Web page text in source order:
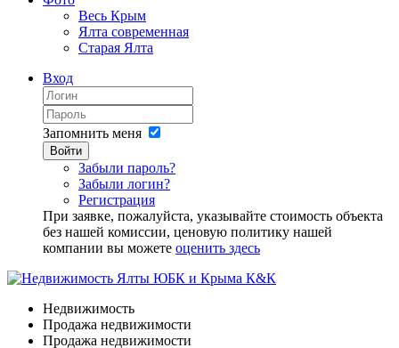
Весь Крым
Ялта современная
Старая Ялта
Вход
Запомнить меня
Войти
Забыли пароль?
Забыли логин?
Регистрация
При заявке, пожалуйста, указывайте стоимость объекта
без нашей комиссии, ценовую политику нашей
компании вы можете оценить здесь
Недвижимость
Продажа недвижимости
Продажа недвижимости